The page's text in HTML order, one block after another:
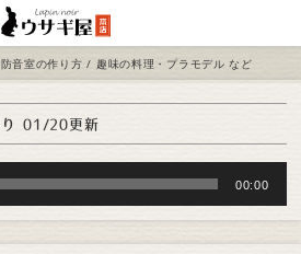
音室の作り方 / 趣味の料理・プラモデル など
01/20更新
00:00